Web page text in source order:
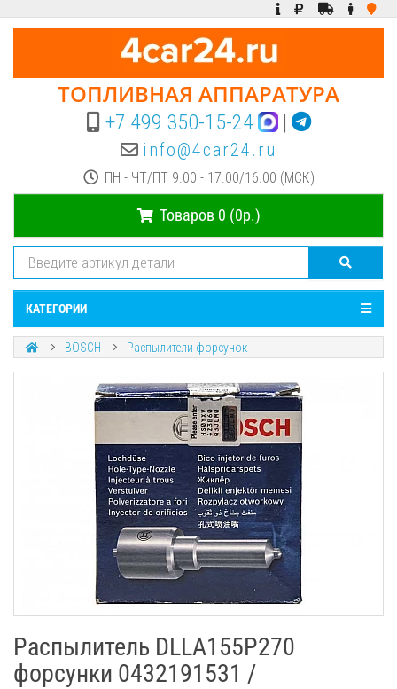
ТОПЛИВНАЯ АППАРАТУРА
+7 499 350-15-24 |
info@4car24.ru
ПН - ЧТ/ПТ 9.00 - 17.00/16.00 (МСК)
Товаров 0 (0р.)
КАТЕГОРИИ
BOSCH Распылители форсунок
Распылитель DLLA155P270
форсунки 0432191531 /